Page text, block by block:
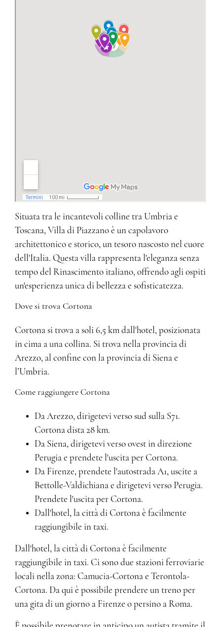
Situata tra le incantevoli colline tra Umbria e
Toscana, Villa di Piazzano è un capolavoro
architettonico e storico, un tesoro nascosto nel cuore
dell'Italia. Questa villa rappresenta l'eleganza senza
tempo del Rinascimento italiano, offrendo agli ospiti
un'esperienza unica di bellezza e sofisticatezza.
Dove si trova Cortona
Cortona si trova a soli 6,5 km dall'hotel, posizionata
in cima a una collina. Si trova nella provincia di
Arezzo, al confine con la provincia di Siena e
l’Umbria.
Come raggiungere Cortona
Da Arezzo, dirigetevi verso sud sulla S71.
Cortona dista 28 km.
Da Siena, dirigetevi verso ovest in direzione
Perugia e prendete l'uscita per Cortona.
Da Firenze, prendete l'autostrada A1, uscite a
Bettolle-Valdichiana e dirigetevi verso Perugia.
Prendete l'uscita per Cortona.
Dall'hotel, la città di Cortona è facilmente
raggiungibile in taxi.
Dall'hotel, la città di Cortona è facilmente
raggiungibile in taxi. Ci sono due stazioni ferroviarie
locali nella zona: Camucia-Cortona e Terontola-
Cortona. Da qui è possibile prendere un treno per
una gita di un giorno a Firenze o persino a Roma.